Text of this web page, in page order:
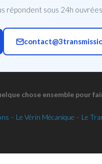
répondent sous 24h
chose ensemble pour
– Le Vérin Mécanique – Le